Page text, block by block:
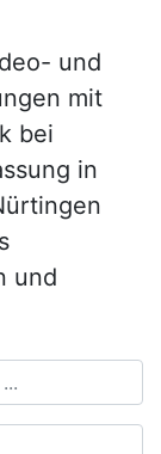
und
mit
bei
in
und